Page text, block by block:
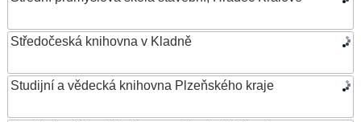
Středočeská knihovna v Kladně
Studijní a vědecká knihovna Plzeňského kraje